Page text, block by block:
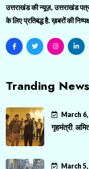
उत्तराखंड की न्यूज़, उत्तराखंड
के लिए प्रतिबद्ध है. ख़बरों की
Tranding News
March
गृहमंत्री
March